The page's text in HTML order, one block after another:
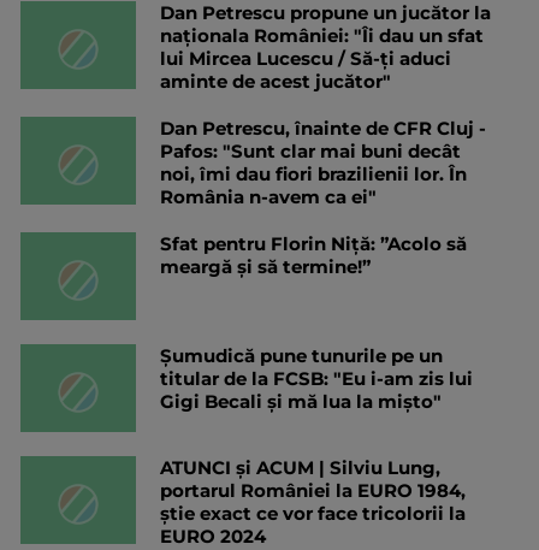
Dan Petrescu propune un jucător la
naționala României: "Îi dau un sfat
lui Mircea Lucescu / Să-ți aduci
aminte de acest jucător"
Dan Petrescu, înainte de CFR Cluj -
Pafos: "Sunt clar mai buni decât
noi, îmi dau fiori brazilienii lor. În
România n-avem ca ei"
Sfat pentru Florin Niță: ”Acolo să
meargă și să termine!”
Șumudică pune tunurile pe un
titular de la FCSB: "Eu i-am zis lui
Gigi Becali și mă lua la mișto"
ATUNCI și ACUM | Silviu Lung,
portarul României la EURO 1984,
știe exact ce vor face tricolorii la
EURO 2024